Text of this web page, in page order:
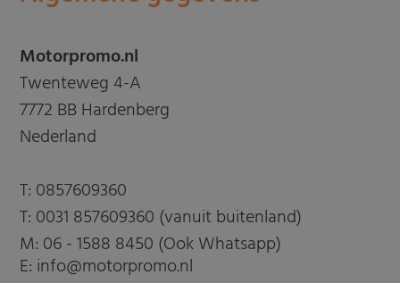
Motorpromo.nl
Twenteweg 4-A
7772 BB Hardenberg
Nederland
T: 0857609360
T: 0031 857609360 (vanuit buitenland)
M: 06 - 1588 8450 (Ook Whatsapp)
E: info@motorpromo.nl